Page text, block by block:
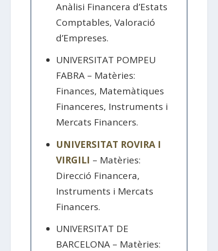
Anàlisi Financera d’Estats
Comptables, Valoració
d’Empreses.
UNIVERSITAT POMPEU
FABRA – Matèries:
Finances, Matemàtiques
Financeres, Instruments i
Mercats Financers.
UNIVERSITAT ROVIRA I
VIRGILI – Matèries:
Direcció Financera,
Instruments i Mercats
Financers.
UNIVERSITAT DE
BARCELONA – Matèries: